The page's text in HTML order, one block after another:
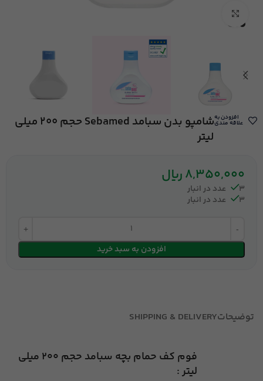
افزودن به
علاقه مندی
شامپو بدن سبامد Sebamed حجم 200 میلی
لیتر
8,350,000ریال
3 عدد در انبار
3 عدد در انبار
افزودن به سبد خرید
توضیحاتSHIPPING & DELIVERY
فوم کف حمام بچه سبامد حجم 200 میلی
لیتر :